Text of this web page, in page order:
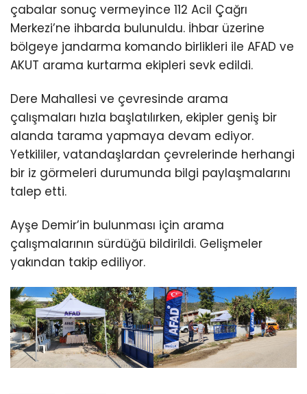
çabalar sonuç vermeyince 112 Acil Çağrı
Merkezi’ne ihbarda bulunuldu. İhbar üzerine
bölgeye jandarma komando birlikleri ile AFAD ve
AKUT arama kurtarma ekipleri sevk edildi.
Dere Mahallesi ve çevresinde arama
çalışmaları hızla başlatılırken, ekipler geniş bir
alanda tarama yapmaya devam ediyor.
Yetkililer, vatandaşlardan çevrelerinde herhangi
bir iz görmeleri durumunda bilgi paylaşmalarını
talep etti.
Ayşe Demir’in bulunması için arama
çalışmalarının sürdüğü bildirildi. Gelişmeler
yakından takip ediliyor.